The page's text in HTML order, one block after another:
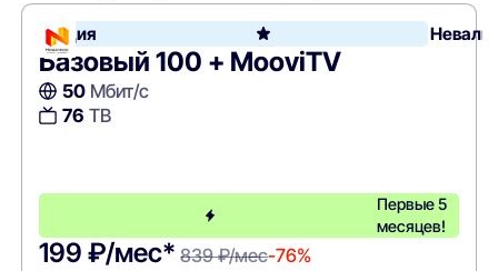
Акция
Базовый 100 + MooviTV
50Мбит/с
76 ТВ
Первые 5
месяцев!
199 ₽/мес* 839 ₽/мес-76%